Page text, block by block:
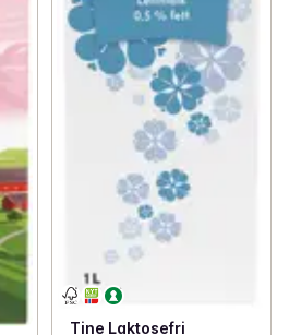
Tine Laktosefri